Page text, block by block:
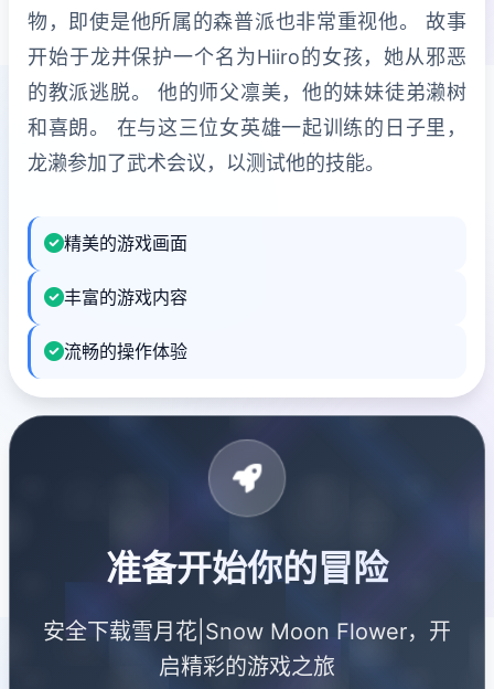
物，即使是他所属的森普派也非常重视他。 故事
开始于龙井保护一个名为Hiiro的女孩，她从邪恶
的教派逃脱。 他的师父凛美，他的妹妹徒弟濑树
和喜朗。 在与这三位女英雄一起训练的日子里，
龙濑参加了武术会议，以测试他的技能。
精美的游戏画面
丰富的游戏内容
流畅的操作体验
准备开始你的冒险
安全下载雪月花|Snow Moon Flower，开
启精彩的游戏之旅